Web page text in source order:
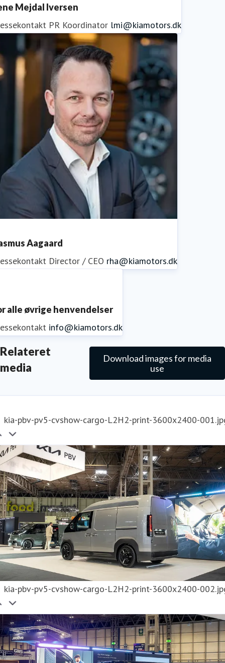
Mejdal Iversen
PR Koordinator lmi@kiamotors.dk
Aagaard
Director / CEO rha@kiamotors.dk
alle øvrige henvendelser
info@kiamotors.dk
Relateret
media
Download images for media
use
kia-pbv-pv5-cvshow-cargo-L2H2-print-3600x2400-
kia-pbv-pv5-cvshow-cargo-L2H2-print-3600x2400-